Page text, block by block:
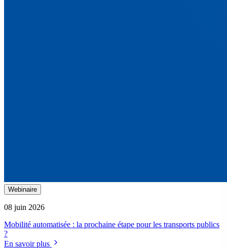
Webinaire
08 juin 2026
Mobilité automatisée : la prochaine étape pour les transports publics
?
En savoir plus